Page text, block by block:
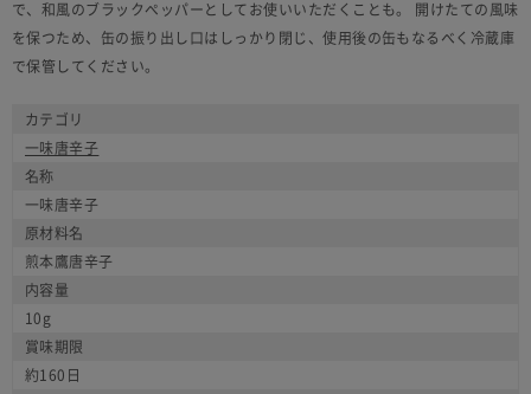
で、和風のブラックペッパーとしてお使いいただくことも。 開けたての風味
を保つため、缶の振り出し口はしっかり閉じ、使用後の缶もなるべく冷蔵庫
で保管してください。
カテゴリ
一味唐辛子
名称
一味唐辛子
原材料名
煎本鷹唐辛子
内容量
10g
賞味期限
約160日